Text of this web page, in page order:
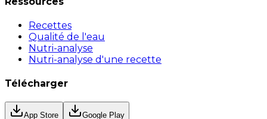
Recettes
Qualité de l'eau
Nutri-analyse
Nutri-analyse d'une recette
Télécharger
App Store Google Play